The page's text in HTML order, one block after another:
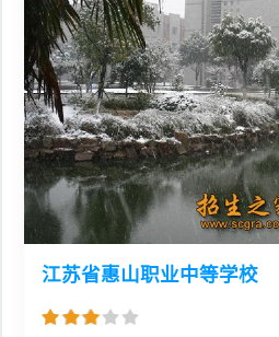
江苏省惠山职业中等学校